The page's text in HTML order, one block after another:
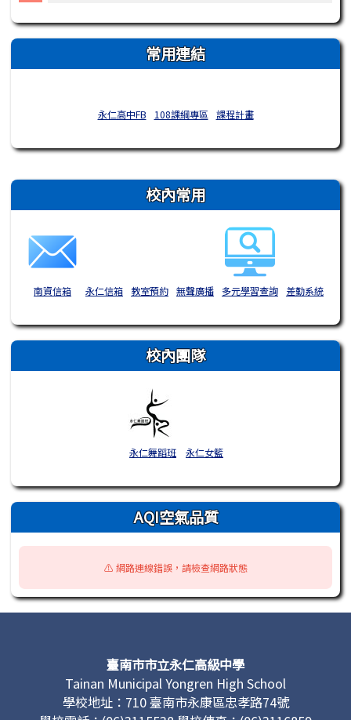
常用連結
永仁高中FB 108課綱專區 課程計畫
右邊區域內容 校內常用
南資信箱 永仁信箱 教室預約 無聲廣播 多元學習查詢 差勤系統
校內團隊
永仁舞蹈班 永仁女籃
AQI空氣品質
⚠️ 網路連線錯誤，請檢查網路狀態
臺南市市立永仁高級中學
Tainan Municipal Yongren High School
學校地址：710 臺南市永康區忠孝路74號